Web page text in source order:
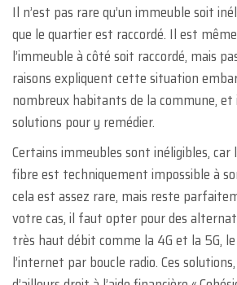
Il n’est pas rare qu’un immeuble soit
que le quartier est raccordé. Il est
l’immeuble à côté soit raccordé, mais
raisons expliquent cette situation
nombreux habitants de la commune, et
solutions pour y remédier.
Certains immeubles sont inéligibles, car
fibre est techniquement impossible à
cela est assez rare, mais reste
votre cas, il faut opter pour des
très haut débit comme la 4G et la 5G,
l’internet par boucle radio. Ces